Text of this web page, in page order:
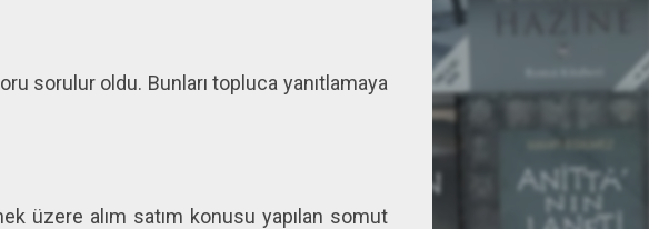
sorulur oldu. Bunları topluca yanıtlamaya
üzere alım satım konusu yapılan somut